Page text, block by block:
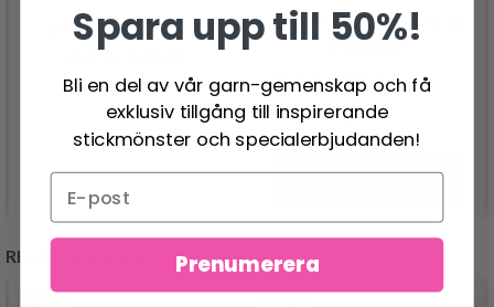
DROPS BRUSHED
ALPACA SILK
33.95 SEK
Se produkt
AKVARELLFÄRGER, 12
FÄRGER
159.00 SEK 177.00 SEK
Lägg till varukorgen
REKOMMENDERAS FÖR DIG
Spara upp till 50%!
Bli en del av vår garn-gemenskap och få
exklusiv tillgång till inspirerande
stickmönster och specialerbjudanden!
Prenumerera